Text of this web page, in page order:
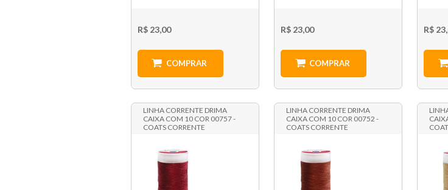
R$ 23,00
COMPRAR
R$ 23,00
COMPRAR
R$
LINHA CORRENTE DRIMA
CAIXA COM 10 COR 00757 -
COATS CORRENTE
LINHA CORRENTE DRIMA
CAIXA COM 10 COR 00752 -
COATS CORRENTE